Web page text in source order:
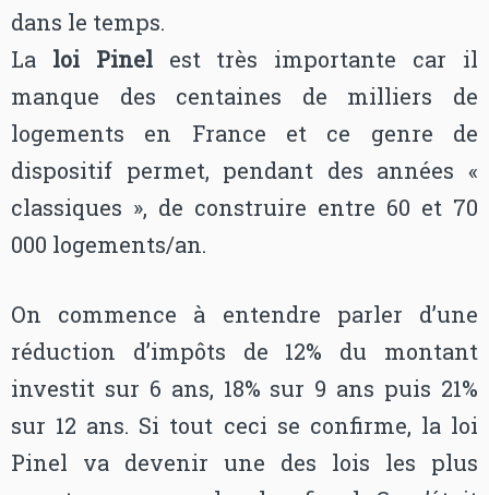
dans le temps.
La loi Pinelest très importante car il
manque des centaines de milliers de
logements en France et ce genre de
dispositif permet, pendant des années «
classiques », de construire entre 60 et 70
000 logements/an.
On commence à entendre parler d’une
réduction d’impôts de 12% du montant
investit sur 6 ans, 18% sur 9 ans puis 21%
sur 12 ans. Si tout ceci se confirme, la loi
Pinel va devenir une des lois les plus